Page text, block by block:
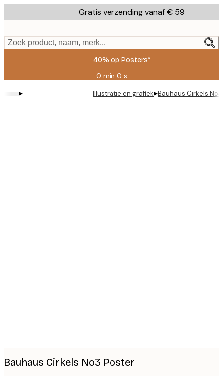
to
content.
Gratis verzending vanaf € 59
Zoek product, naam, merk...
40% op Posters*
0 min 0 s
Geldig
tot:
2026-
▸ Illustratie en grafiek▸Bauhaus Cirkels
Bauhaus Cirkels No3 Poster